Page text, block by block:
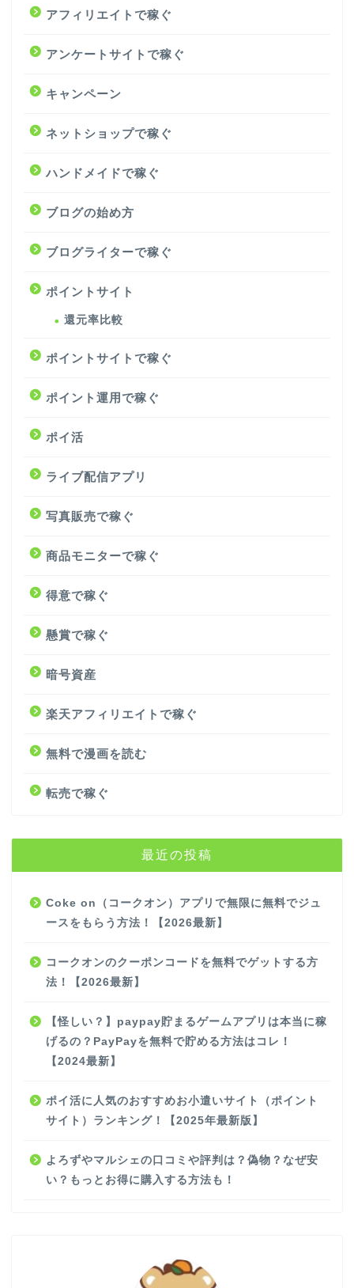
アフィリエイトで稼ぐ
アンケートサイトで稼ぐ
キャンペーン
ネットショップで稼ぐ
ハンドメイドで稼ぐ
ブログの始め方
ブログライターで稼ぐ
ポイントサイト
還元率比較
ポイントサイトで稼ぐ
ポイント運用で稼ぐ
ポイ活
ライブ配信アプリ
写真販売で稼ぐ
商品モニターで稼ぐ
得意で稼ぐ
懸賞で稼ぐ
暗号資産
楽天アフィリエイトで稼ぐ
無料で漫画を読む
転売で稼ぐ
最近の投稿
Coke on（コークオン）アプリで無限に無料でジュ
ースをもらう方法！【2026最新】
コークオンのクーポンコードを無料でゲットする方
法！【2026最新】
【怪しい？】paypay貯まるゲームアプリは本当に稼
げるの？PayPayを無料で貯める方法はコレ！
【2024最新】
ポイ活に人気のおすすめお小遣いサイト（ポイント
サイト）ランキング！【2025年最新版】
よろずやマルシェの口コミや評判は？偽物？なぜ安
い？もっとお得に購入する方法も！